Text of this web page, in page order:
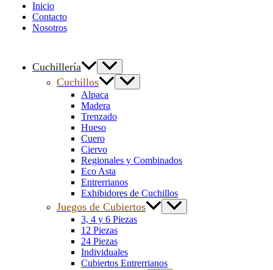
Inicio
Contacto
Nosotros
Cuchillería
Cuchillos
Alpaca
Madera
Trenzado
Hueso
Cuero
Ciervo
Regionales y Combinados
Eco Asta
Entrerrianos
Exhibidores de Cuchillos
Juegos de Cubiertos
3, 4 y 6 Piezas
12 Piezas
24 Piezas
Individuales
Cubiertos Entrerrianos